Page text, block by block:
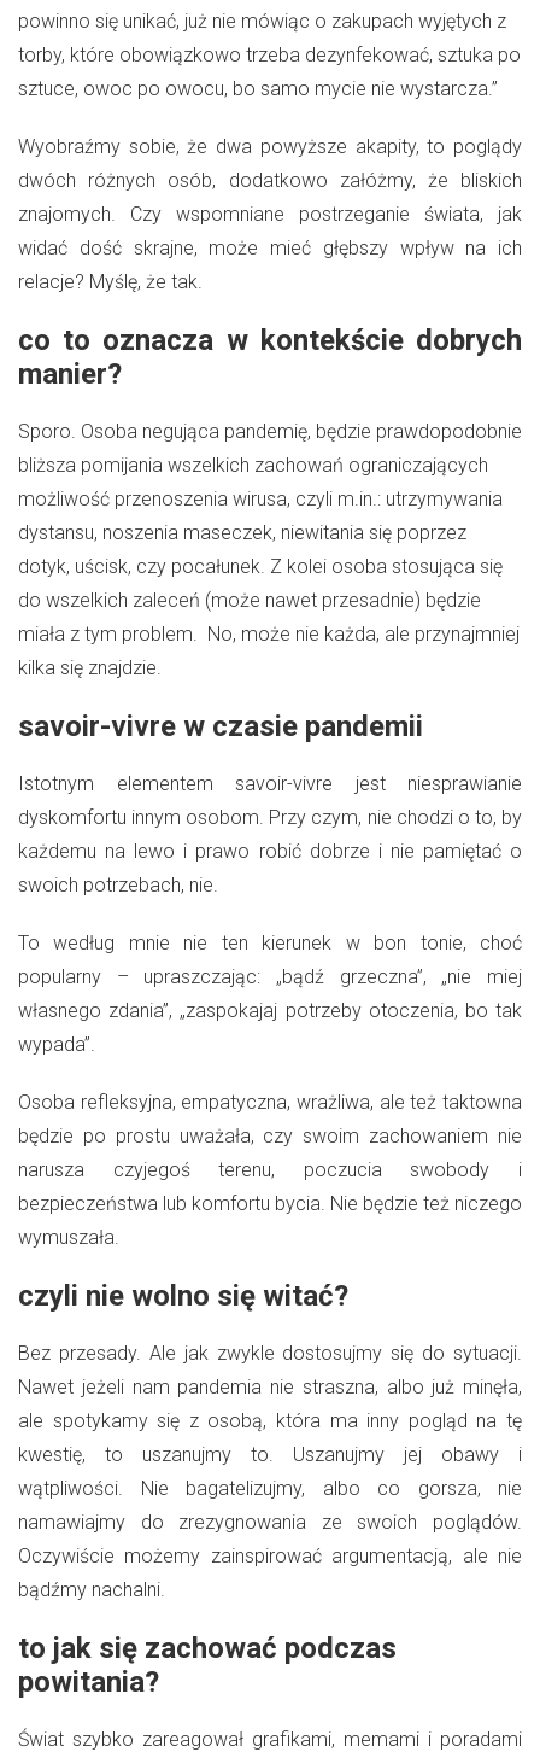
powinno się unikać, już nie mówiąc o zakupach wyjętych z
torby, które obowiązkowo trzeba dezynfekować, sztuka po
sztuce, owoc po owocu, bo samo mycie nie wystarcza.”
Wyobraźmy sobie, że dwa powyższe akapity, to poglądy
dwóch różnych osób, dodatkowo załóżmy, że bliskich
znajomych. Czy wspomniane postrzeganie świata, jak
widać dość skrajne, może mieć głębszy wpływ na ich
relacje? Myślę, że tak.
co to oznacza w kontekście dobrych
manier?
Sporo. Osoba negująca pandemię, będzie prawdopodobnie
bliższa pomijania wszelkich zachowań ograniczających
możliwość przenoszenia wirusa, czyli m.in.: utrzymywania
dystansu, noszenia maseczek, niewitania się poprzez
dotyk, uścisk, czy pocałunek. Z kolei osoba stosująca się
do wszelkich zaleceń (może nawet przesadnie) będzie
miała z tym problem. No, może nie każda, ale przynajmniej
kilka się znajdzie.
savoir-vivre w czasie pandemii
Istotnym elementem savoir-vivre jest niesprawianie
dyskomfortu innym osobom. Przy czym, nie chodzi o to, by
każdemu na lewo i prawo robić dobrze i nie pamiętać o
swoich potrzebach, nie.
To według mnie nie ten kierunek w bon tonie, choć
popularny – upraszczając: „bądź grzeczna”, „nie miej
własnego zdania”, „zaspokajaj potrzeby otoczenia, bo tak
wypada”.
Osoba refleksyjna, empatyczna, wrażliwa, ale też taktowna
będzie po prostu uważała, czy swoim zachowaniem nie
narusza czyjegoś terenu, poczucia swobody i
bezpieczeństwa lub komfortu bycia. Nie będzie też niczego
wymuszała.
czyli nie wolno się witać?
Bez przesady. Ale jak zwykle dostosujmy się do sytuacji.
Nawet jeżeli nam pandemia nie straszna, albo już minęła,
ale spotykamy się z osobą, która ma inny pogląd na tę
kwestię, to uszanujmy to. Uszanujmy jej obawy i
wątpliwości. Nie bagatelizujmy, albo co gorsza, nie
namawiajmy do zrezygnowania ze swoich poglądów.
Oczywiście możemy zainspirować argumentacją, ale nie
bądźmy nachalni.
to jak się zachować podczas
powitania?
Świat szybko zareagował grafikami, memami i poradami